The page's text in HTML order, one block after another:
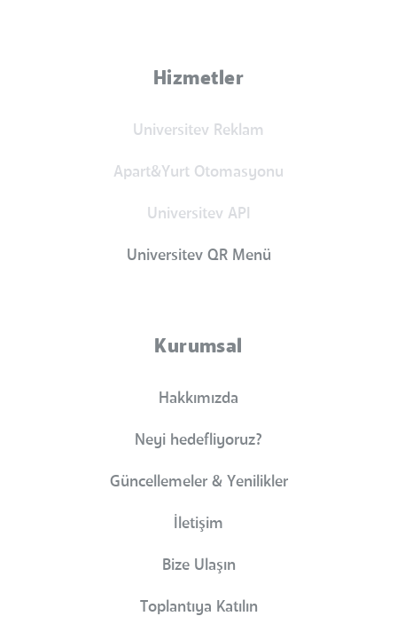
Hizmetler
Universitev Reklam
Apart&Yurt Otomasyonu
Universitev API
Universitev QR Menü
Kurumsal
Hakkımızda
Neyi hedefliyoruz?
Güncellemeler & Yenilikler
İletişim
Bize Ulaşın
Toplantıya Katılın